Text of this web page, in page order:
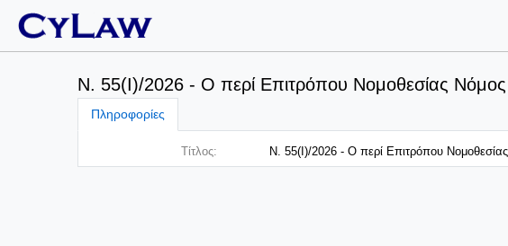
Ν. 55(I)/2026 - Ο περί Επιτρόπου Νομοθεσίας
Πληροφορίες
Τίτλος: Ν. 55(I)/2026 - Ο περί Επιτρόπου